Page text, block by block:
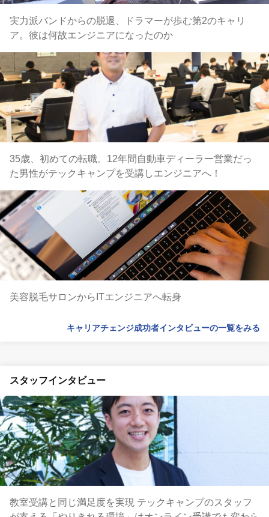
実力派バンドからの脱退、ドラマーが歩む第2のキャリ
ア。彼は何故エンジニアになったのか
35歳、初めての転職。12年間自動車ディーラー営業だっ
た男性がテックキャンプを受講しエンジニアへ！
美容脱毛サロンからITエンジニアへ転身
キャリアチェンジ成功者インタビューの一覧をみる
スタッフインタビュー
教室受講と同じ満足度を実現 テックキャンプのスタッフ